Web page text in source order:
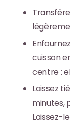
cuisson
centre :
Laissez
minutes,
Laissez-